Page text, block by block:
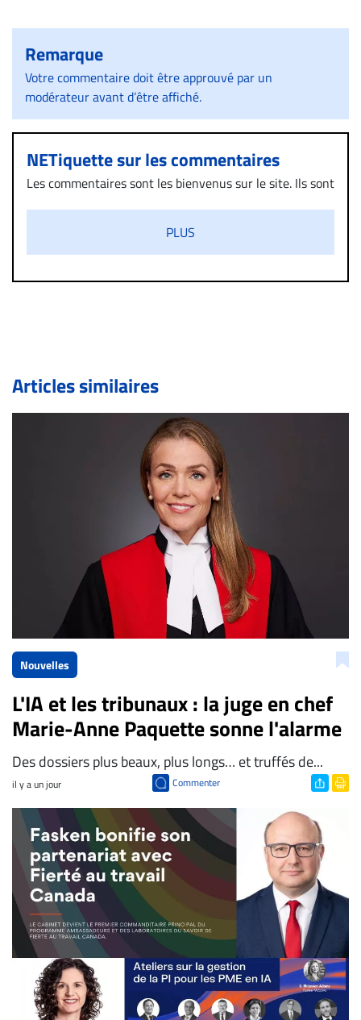
Remarque
Votre commentaire doit être approuvé par un
modérateur avant d’être affiché.
NETiquette sur les commentaires
Les commentaires sont les bienvenus sur le site. Ils sont
diffamatoire. Si malgré cette politique de modération,
un commentaire publié sur le site vous dérange, prenez
immédiatement contact par courriel (info@droit-
de validation, un droit de réponse.
Bien à vous,
La Rédaction de Droit-inc.com
PLUS
Articles similaires
Nouvelles
L'IA et les tribunaux : la juge en chef
Marie-Anne Paquette sonne l'alarme
Des dossiers plus beaux, plus longs… et truffés de...
il y a un jour Commenter